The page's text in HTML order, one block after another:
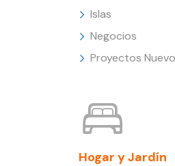
Islas
Negocios
Proyectos
Hogar y Jardín